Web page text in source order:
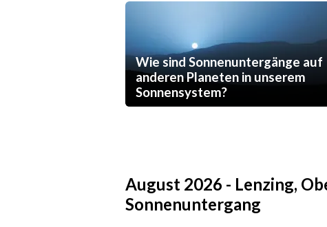
Wie sind Sonnenuntergänge auf
anderen Planeten in unserem
Sonnensystem?
August 2026 - Lenzing,
Sonnenuntergang